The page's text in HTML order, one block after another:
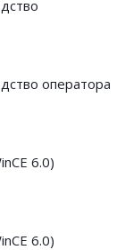
оператора
6.0)
6.0)